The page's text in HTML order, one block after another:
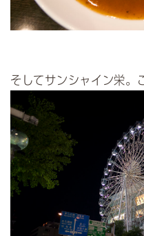
そしてサンシャイン栄。